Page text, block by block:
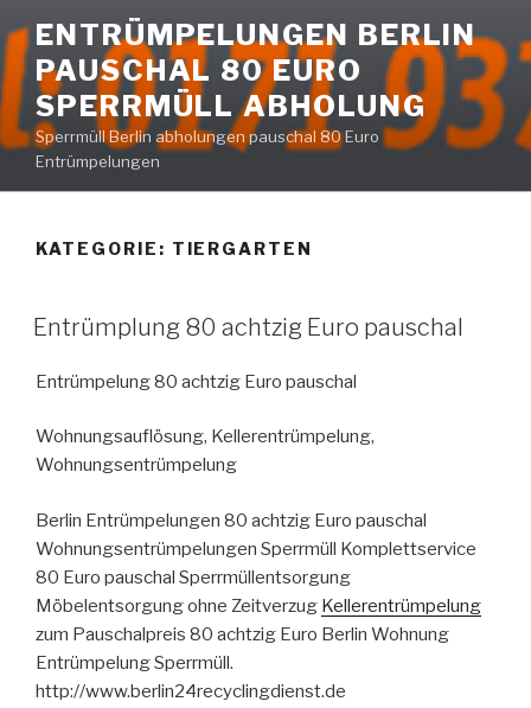
Inhalt
springen
ENTRÜMPELUNGEN BERLIN
PAUSCHAL 80 EURO
SPERRMÜLL ABHOLUNG
Sperrmüll Berlin abholungen pauschal 80 Euro
Entrümpelungen
KATEGORIE: TIERGARTEN
VERÖFFENTLICHT
AM
Entrümplung 80 achtzig Euro pauschal
Entrümpelung 80 achtzig Euro pauschal
Wohnungsauflösung, Kellerentrümpelung,
Wohnungsentrümpelung
Berlin Entrümpelungen 80 achtzig Euro pauschal
Wohnungsentrümpelungen Sperrmüll Komplettservice
80 Euro pauschal Sperrmüllentsorgung
Möbelentsorgung ohne Zeitverzug Kellerentrümpelung
zum Pauschalpreis 80 achtzig Euro Berlin Wohnung
Entrümpelung Sperrmüll.
http://www.berlin24recyclingdienst.de